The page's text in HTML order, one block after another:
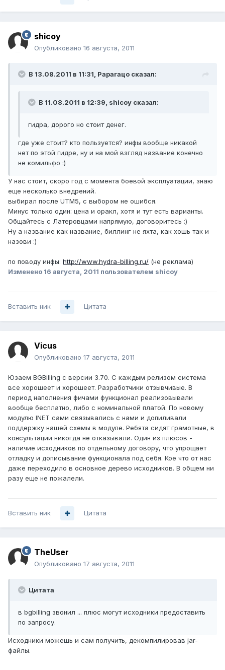
shicoy
Опубликовано 16 августа, 2011
В 13.08.2011 в 11:31, Paparaцo сказал:
В 11.08.2011 в 12:39, shicoy сказал:
гидра, дорого но стоит денег.
где уже стоит? кто пользуется? инфы вообще никакой
нет по этой гидре, ну и на мой взгляд название конечно
не комильфо :)
У нас стоит, скоро год с момента боевой эксплуатации, знаю
еще несколько внедрений.
выбирал после UTM5, с выбором не ошибся.
Минус только один: цена и оракл, хотя и тут есть варианты.
Общайтесь с Латеровцами напрямую, договоритесь :)
Ну а название как название, биллинг не яхта, как хошь так и
назови :)
по поводу инфы: http://www.hydra-billing.ru/ (не реклама)
Изменено 16 августа, 2011 пользователем shicoy
Вставить ник Цитата
Vicus
Опубликовано 17 августа, 2011
Юзаем BGBilling с версии 3.70. С каждым релизом система
все хорошеет и хорошеет. Разработчики отзывчивые. В
период наполнения фичами функционал реализовывали
вообще бесплатно, либо с номинальной платой. По новому
модулю INET сами связывались с нами и допиливали
поддержку нашей схемы в модуле. Ребята сидят грамотные, в
консультации никогда не отказывали. Один из плюсов -
наличие исходников по отдельному договору, что упрощает
отладку и дописывание функционала под себя. Кое что от нас
даже переходило в основное дерево исходников. В общем ни
разу еще не пожалели.
Вставить ник Цитата
TheUser
Опубликовано 17 августа, 2011
Цитата
в bgbilling звонил ... плюс могут исходники предоставить
по запросу.
Исходники можешь и сам получить, декомпилировав jar-
файлы.